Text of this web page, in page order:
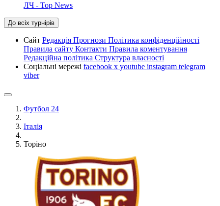
ЛЧ - Top News
До всіх турнірів
Сайт Редакція Прогнози Політика конфіденційності
Правила сайту Контакти Правила коментування
Редакційна політика Структура власності
Соціальні мережі facebook x youtube instagram telegram
viber
Футбол 24
Італія
Торіно